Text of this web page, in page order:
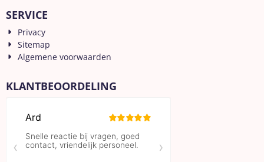
SERVICE
Privacy
Sitemap
Algemene voorwaarden
KLANTBEOORDELING